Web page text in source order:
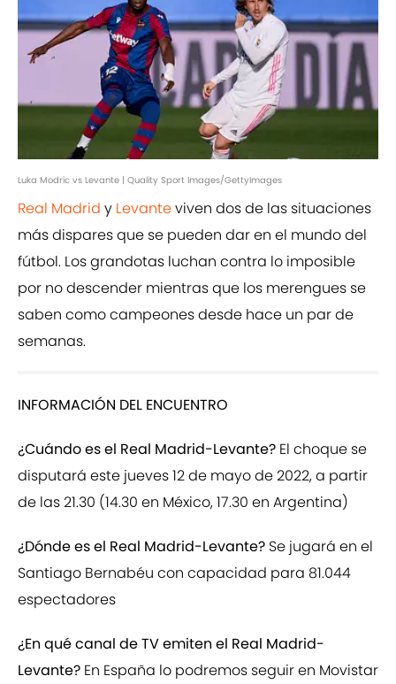
Luka Modric vs Levante | Quality Sport Images/GettyImages
Real Madrid y Levanteviven dos de las situaciones
más dispares que se pueden dar en el mundo del
fútbol. Los grandotas luchan contra lo imposible
por no descender mientras que los merengues se
saben como campeones desde hace un par de
semanas.
INFORMACIÓN DEL ENCUENTRO
¿Cuándo es el Real Madrid-Levante? El choque se
disputará este jueves 12 de mayo de 2022, a partir
de las 21.30 (14.30 en México, 17.30 en Argentina)
¿Dónde es el Real Madrid-Levante? Se jugará en el
Santiago Bernabéu con capacidad para 81.044
espectadores
¿En qué canal de TV emiten el Real Madrid-
Levante? En España lo podremos seguir en Movistar